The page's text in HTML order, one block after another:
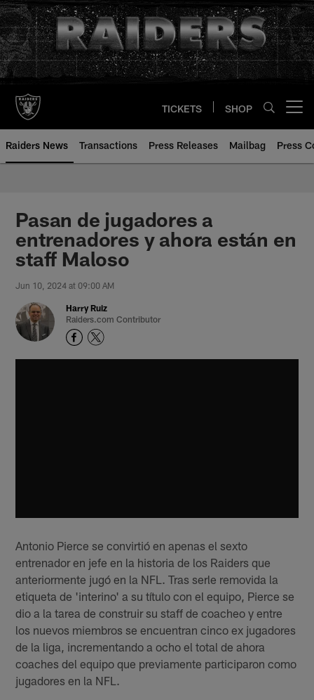
Skip
to
main
content
TICKETS SHOP
Raiders News Transactions Press Releases Mailbag Press
Pasan de jugadores a
entrenadores y ahora están en
staff Maloso
Jun 10, 2024 at 09:00 AM
Harry Ruiz
Raiders.com Contributor
Antonio Pierce se convirtió en apenas el sexto
entrenador en jefe en la historia de los Raiders que
anteriormente jugó en la NFL. Tras serle removida la
etiqueta de 'interino' a su título con el equipo, Pierce se
dio a la tarea de construir su staff de coacheo y entre
los nuevos miembros se encuentran cinco ex jugadores
de la liga, incrementando a ocho el total de ahora
coaches del equipo que previamente participaron como
jugadores en la NFL.